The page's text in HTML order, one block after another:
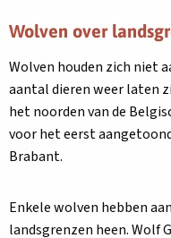
Wolven over
Wolven houden zich niet
aantal dieren weer laten
het noorden van de
voor het eerst
Brabant.
Enkele wolven hebben
landsgrenzen heen. Wolf